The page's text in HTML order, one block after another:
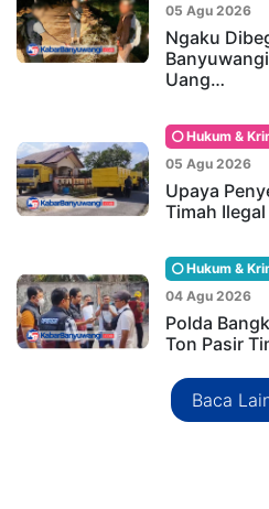
05 Agu 2026
Ngaku
Uang…
Hukum &
05 Agu 2026
Upaya
Timah
Hukum &
04 Agu 2026
Polda
Ton Pasir
Baca